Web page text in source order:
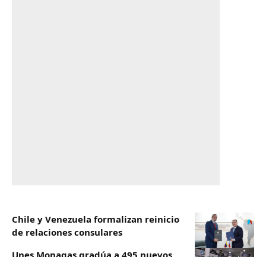
Chile y Venezuela formalizan reinicio
de relaciones consulares
Unes Monagas gradúa a 495 nuevos